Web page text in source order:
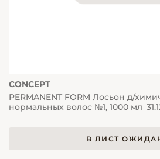
CONCEPT
PERMANENT FORM Лосьон д/
нормальных волос №1, 1000
В ЛИСТ